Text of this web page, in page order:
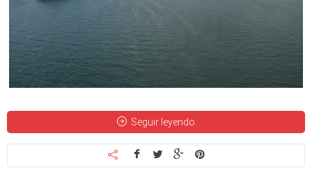
Seguir leyendo